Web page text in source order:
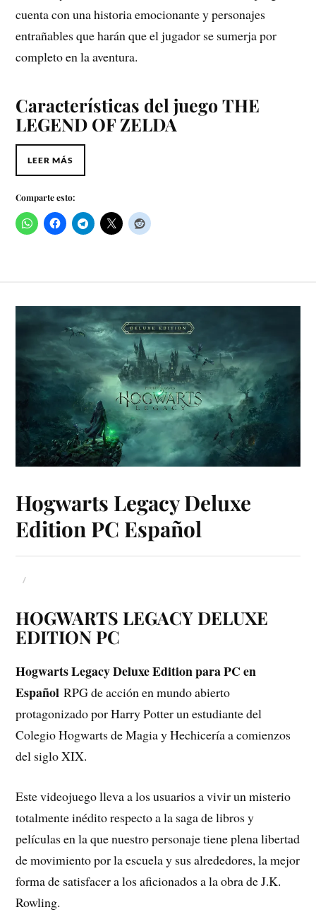
cuenta con una historia emocionante y personajes
entrañables que harán que el jugador se sumerja por
completo en la aventura.
Características del juegoTHE
LEGEND OF ZELDA
LEER MÁS
Comparte esto:
Hogwarts Legacy Deluxe
Edition PC Español
HOGWARTS LEGACY DELUXE
EDITION PC
Hogwarts Legacy Deluxe Edition para PC en
Español RPG de acción en mundo abierto
protagonizado por Harry Potter un estudiante del
Colegio Hogwarts de Magia y Hechicería a comienzos
del siglo XIX.
Este videojuego lleva a los usuarios a vivir un misterio
totalmente inédito respecto a la saga de libros y
películas en la que nuestro personaje tiene plena libertad
de movimiento por la escuela y sus alrededores, la mejor
forma de satisfacer a los aficionados a la obra de J.K.
Rowling.